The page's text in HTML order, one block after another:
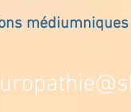
médiumniques